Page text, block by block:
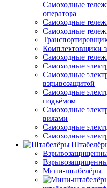
Самоходные
оператора
Самоходные
Самоходные
Комплектовщики
Самоходные
Самоходные
Самоходные
взрывозащитой
Самоходные
подъёмом
Самоходные
вилами
Самоходные
Самоходные
Мини-штабелёры